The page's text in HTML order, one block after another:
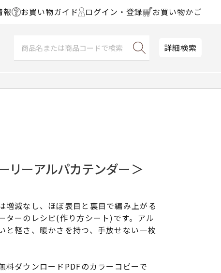
報 お買い物ガイド ログイン・登録 お買い物かご
詳細検索
リーアルパカテンダー＞
増減なし、ほぼ表目と裏目で編み上がる
ターのレシピ(作り方シート)です。アル
と軽さ、暖かさを持つ、手放せない一枚
料ダウンロードPDFのカラーコピーで